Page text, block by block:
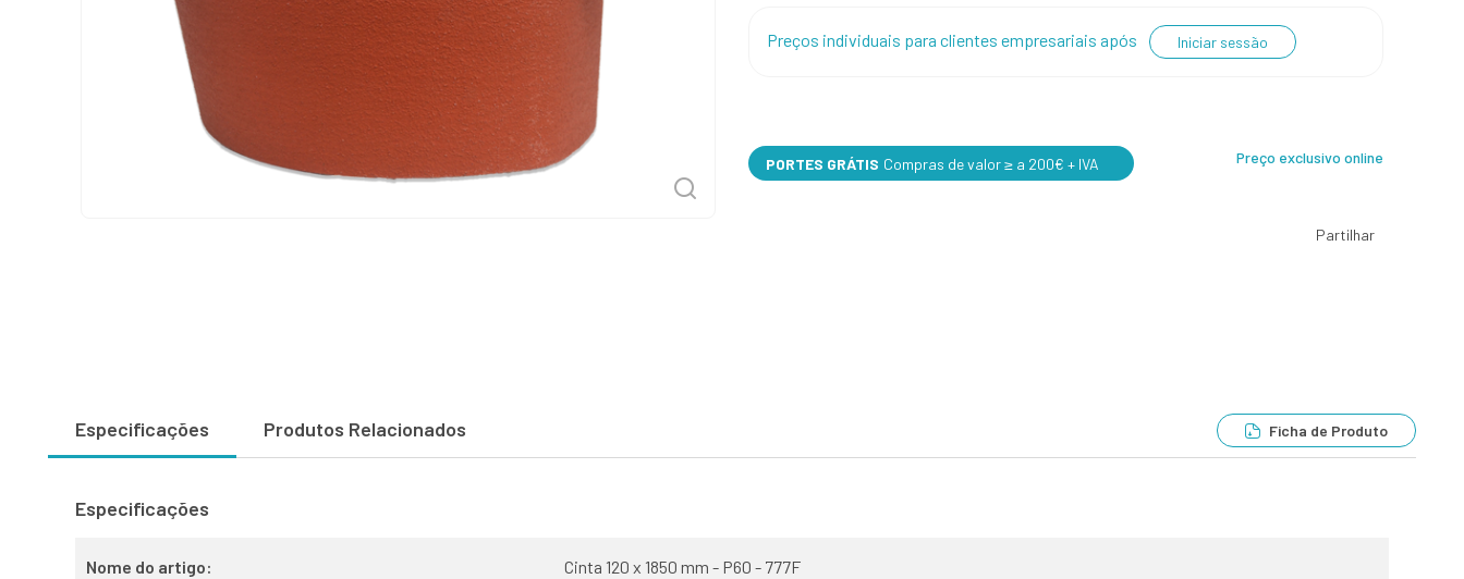
Preços individuais para clientes empresariais após Iniciar sessão
PORTES GRÁTIS Compras de valor ≥ a 200€ + IVA Preço exclusivo online
Partilhar
Especificações Produtos Relacionados Ficha de Produto
Especificações
Nome do artigo: Cinta 120 x 1850 mm - P60 - 777F